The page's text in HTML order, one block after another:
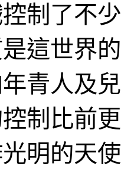
制了不
這世界
青人及
制比前
明的天